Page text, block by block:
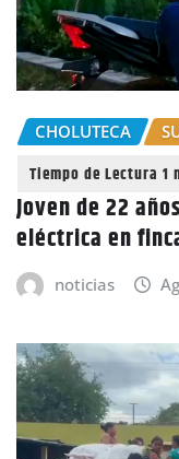
CHOLUTECA
Joven de 22
eléctrica en
noticias